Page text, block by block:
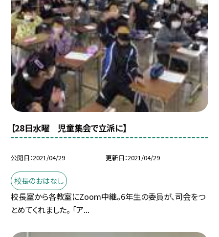
【28日水曜 児童集会で立派に】
公開日 2021/04/29 更新日 2021/04/29
校長のおはなし
校長室から各教室にZoom中継。6年生の委員が、司会をつ
とめてくれました。 「ア...